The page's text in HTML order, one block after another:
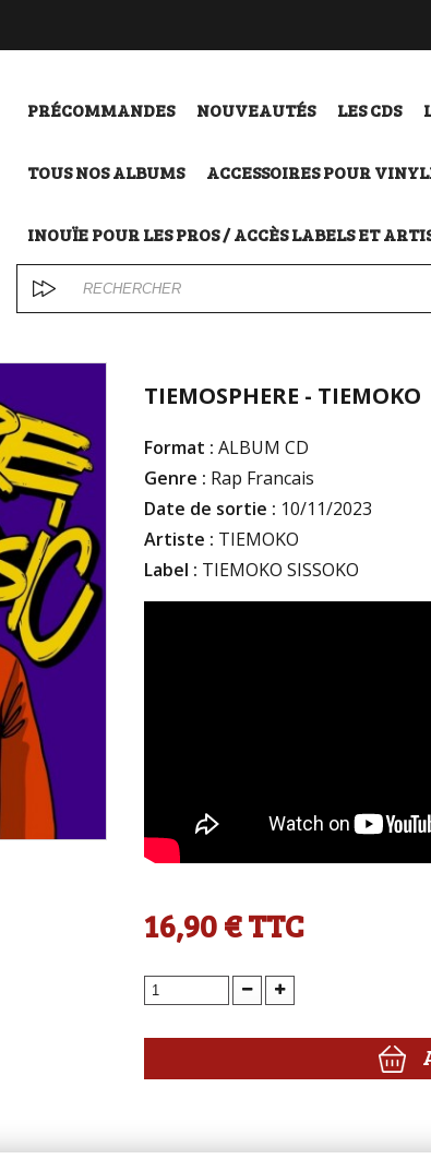
PRÉCOMMANDES NOUVEAUTÉS LES CDS
TOUS NOS ALBUMS ACCESSOIRES POUR
INOUÏE POUR LES PROS / ACCÈS LABELS ET
TIEMOSPHERE - TIEMOKO
Format : ALBUM CD
Genre : Rap Francais
Date de sortie : 10/11/2023
Artiste : TIEMOKO
Label : TIEMOKO SISSOKO
16,90 €TTC